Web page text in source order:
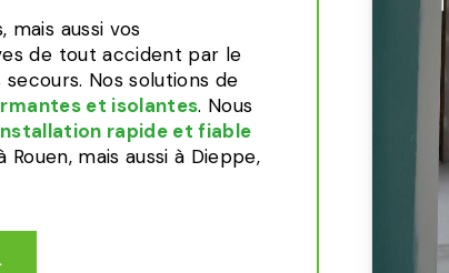
mais aussi vos
de tout accident par le
secours. Nos solutions de
et isolantes. Nous
rapide et fiable
Rouen, mais aussi à Dieppe,